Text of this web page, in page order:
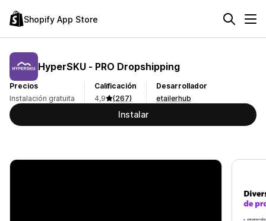
Shopify App Store
HyperSKU ‑ PRO Dropshipping
Precios
Instalación gratuita
Calificación
4,9
(267)
Desarrollador
etailerhub
Instalar